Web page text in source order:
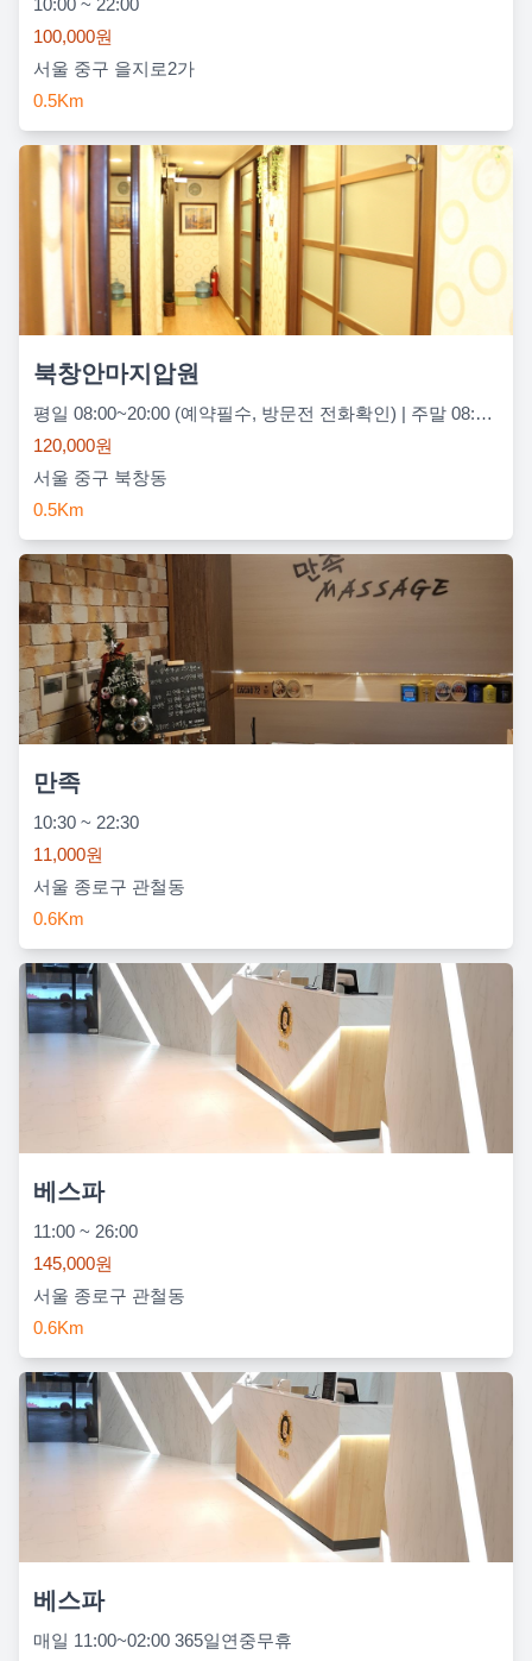
10:00 ~ 22:00
100,000원
서울 중구 을지로2가
0.5Km
북창안마지압원
평일 08:00~20:00 (예약필수, 방문전 전화확인) | 주말 08:00~20:00 (예약필수, 방문전 전화확인)
120,000원
서울 중구 북창동
0.5Km
만족
10:30 ~ 22:30
11,000원
서울 종로구 관철동
0.6Km
베스파
11:00 ~ 26:00
145,000원
서울 종로구 관철동
0.6Km
베스파
매일 11:00~02:00 365일연중무휴